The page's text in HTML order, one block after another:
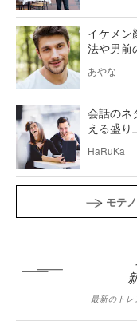
イケメン
法や男前
あやな
会話のネ
える盛り
HaRuKa
モテ
最新のト